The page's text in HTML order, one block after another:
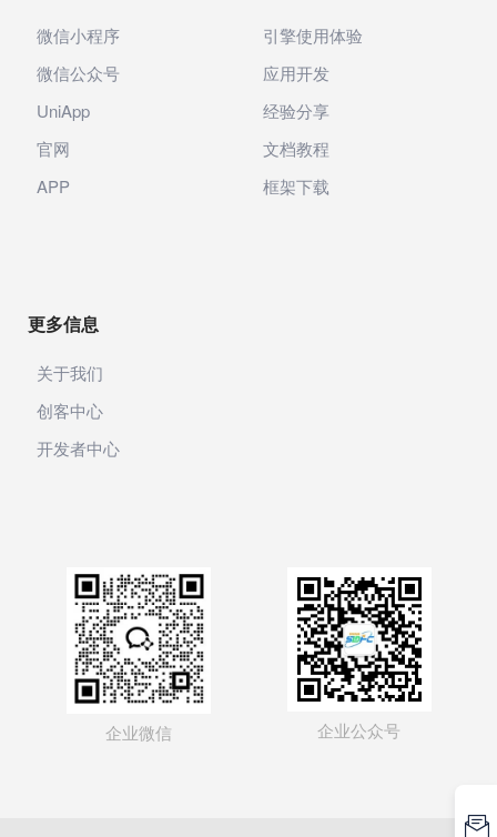
微信小程序
微信公众号
UniApp
官网
APP
引擎使用体验
应用开发
经验分享
文档教程
框架下载
更多信息
关于我们
创客中心
开发者中心
企业微信 企业公众号
